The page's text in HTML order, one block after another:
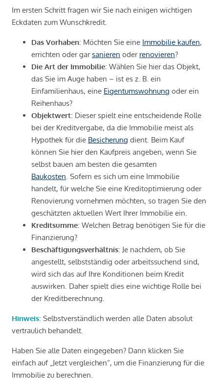
Im ersten Schritt fragen wir Sie nach einigen wichtigen
Eckdaten zum Wunschkredit.
Das Vorhaben: Möchten Sie eine Immobilie kaufen,
errichten oder garsanieren oder renovieren?
Die Art der Immobilie: Wählen Sie hier das Objekt,
das Sie im Auge haben – ist es z. B. ein
Einfamilienhaus, eine Eigentumswohnung oder ein
Reihenhaus?
Objektwert: Dieser spielt eine entscheidende Rolle
bei der Kreditvergabe, da die Immobilie meist als
Hypothek für die Besicherung dient. Beim Kauf
können Sie hier den Kaufpreis angeben, wenn Sie
selbst bauen am besten die gesamten
Baukosten . Sofern es sich um eine Immobilie
handelt, für welche Sie eine Kreditoptimierung oder
Renovierung vornehmen möchten, so tragen Sie den
geschätzten aktuellen Wert Ihrer Immobilie ein.
Kreditsumme: Welchen Betrag benötigen Sie für die
Finanzierung?
Beschäftigungsverhältnis: Je nachdem, ob Sie
angestellt, selbstständig oder arbeitssuchend sind,
wird sich das auf Ihre Konditionen beim Kredit
auswirken. Daher spielt dies eine wichtige Rolle bei
der Kreditberechnung.
Hinweis: Selbstverständlich werden alle Daten absolut
vertraulich behandelt.
Haben Sie alle Daten eingegeben? Dann klicken Sie
einfach auf „Jetzt vergleichen“, um die Finanzierung für die
Immobilie zu berechnen.